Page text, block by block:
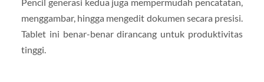
menggambar, hingga mengedit dokumen secara presisi.
Tablet ini benar-benar dirancang untuk produktivitas
tinggi.